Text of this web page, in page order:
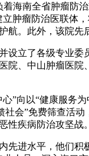
南全省肿瘤防治
肿瘤防治医联体
航。此外，该院
立了各级专业委
院、中山肿瘤医
向以“健康服务为
社会”免费筛查活
性疾病防治攻坚战。
水平，他们积极